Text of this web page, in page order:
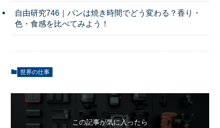
自由研究746｜パンは焼き時間でどう変わる？香り・
色・食感を比べてみよう！
世界の仕事
この記事が気に入ったら